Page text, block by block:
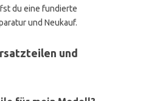
du eine fundierte
und Neukauf.
und